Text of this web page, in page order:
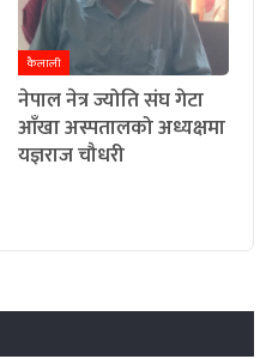
कैलाली
नेपाल नेत्र ज्योति संघ गेटा
आँखा अस्पतालको अध्यक्षमा
यज्ञराज चौधरी